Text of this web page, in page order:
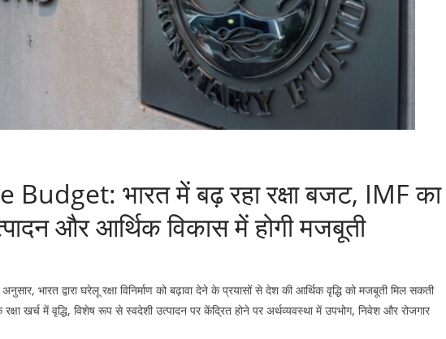
भारत में बढ़ रहा रक्षा बजट, IMF का
और आर्थिक विकास में होगी मजबूती
भारत द्वारा घरेलू रक्षा विनिर्माण को बढ़ावा देने के प्रयासों से देश की आर्थिक वृद्धि को मजबूती मिल सकती
खर्च में वृद्धि, विशेष रूप से स्वदेशी उत्पादन पर केंद्रित होने पर अर्थव्यवस्था में उपभोग, निवेश और रोजगार